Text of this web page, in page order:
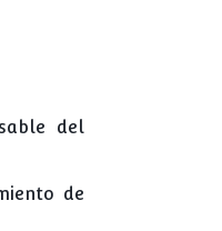
del
de